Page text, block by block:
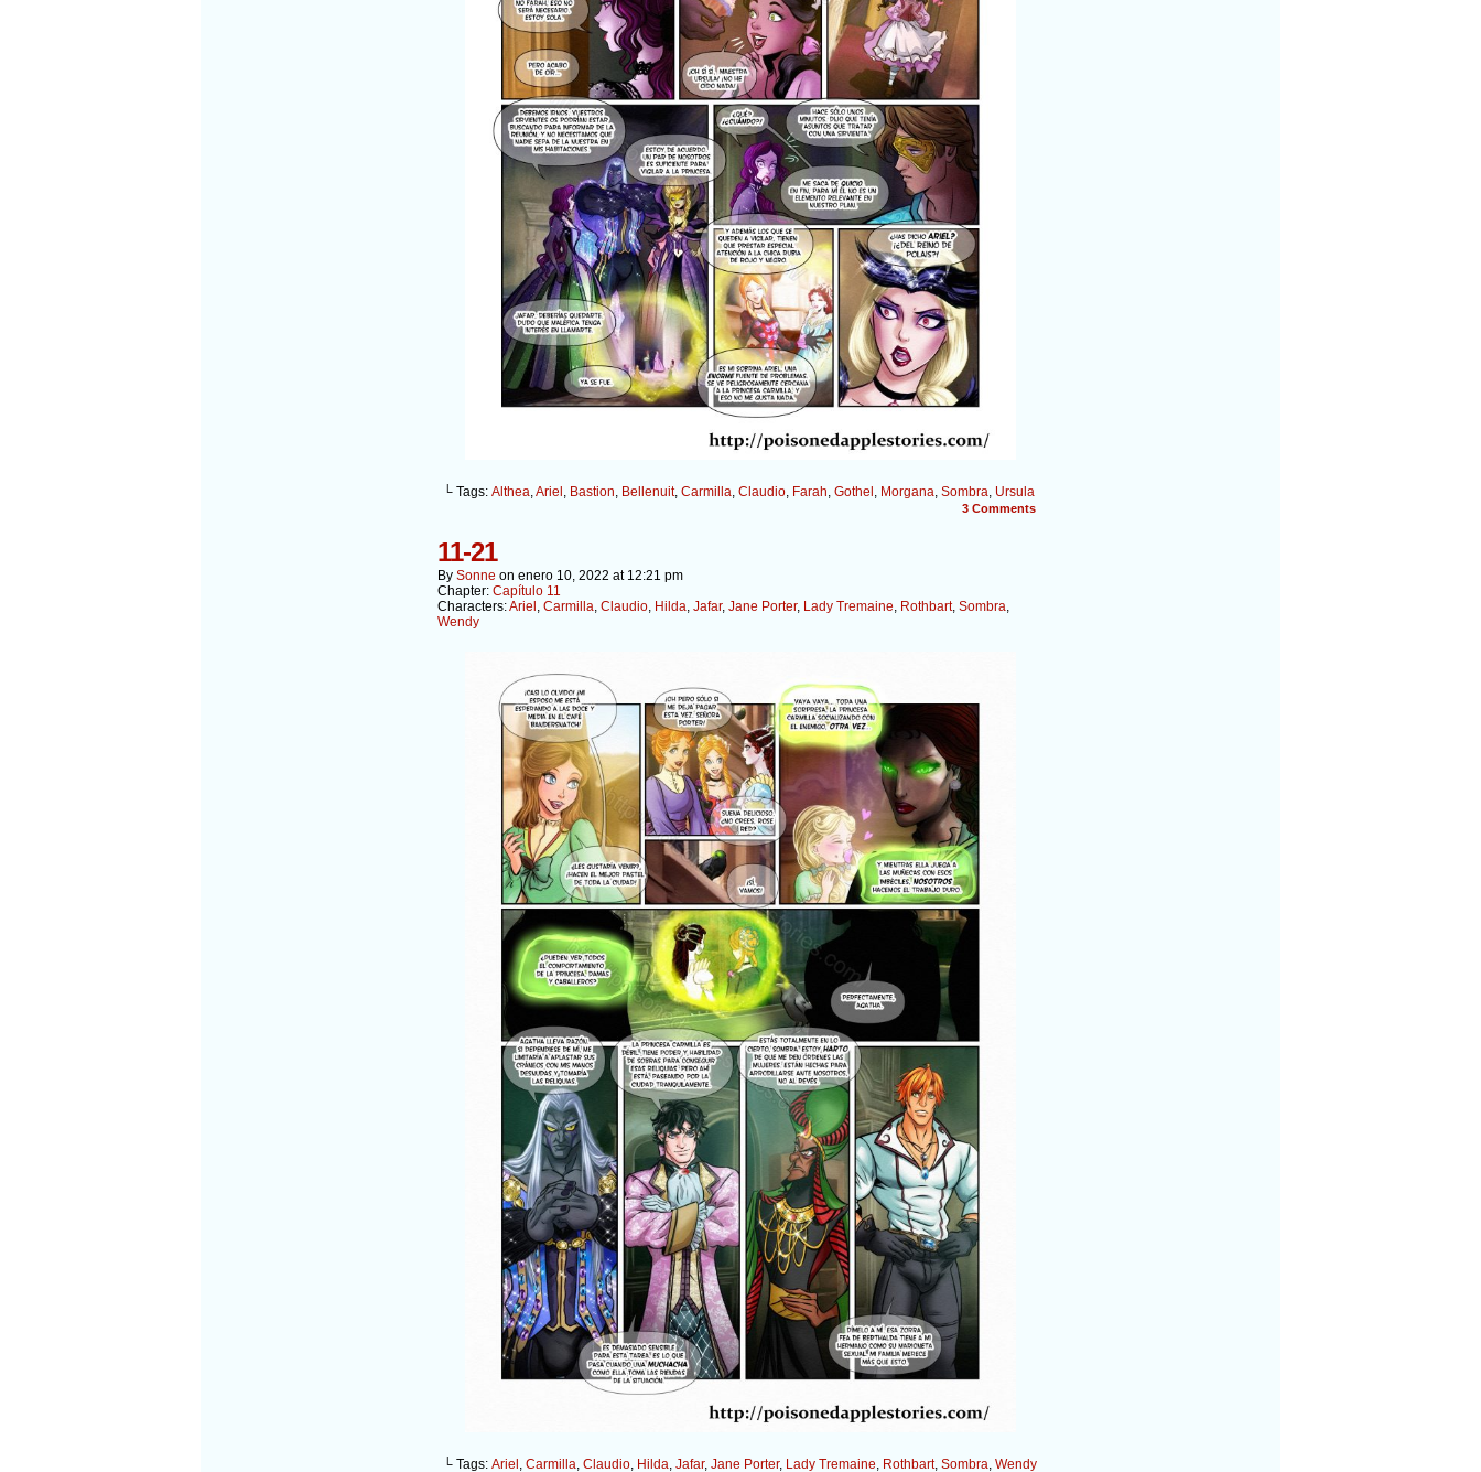
└ Tags: Althea,Ariel , Bastion, Bellenuit, Carmilla, Claudio, Farah, Gothel , Morgana, Sombra, Ursula
3 Comments
11-21
By Sonne on enero 10, 2022 at 12:21 pm
Chapter: Capítulo 11
Characters:Ariel , Carmilla, Claudio, Hilda, Jafar, Jane Porter, Lady Tremaine, Rothbart, Sombra,
Wendy
└ Tags: Ariel Carmilla Claudio Hilda Jafar, Jane Porter, Lady Tremaine Rothbart, Sombra Wendy